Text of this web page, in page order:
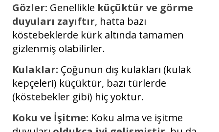
Gözler: Genellikle küçüktür ve görme
duyuları zayıftır, hatta bazı
köstebeklerde kürk altında tamamen
gizlenmiş olabilirler.
Kulaklar: Çoğunun dış kulakları (kulak
kepçeleri) küçüktür, bazı türlerde
(köstebekler gibi) hiç yoktur.
Koku ve İşitme: Koku alma ve işitme